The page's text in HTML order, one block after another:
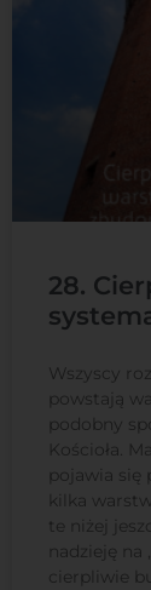
28.
Wszyscy
powstają
podobny
Kościoła.
pojawia się
kilka
te niżej
nadzieję na
cierpliwie